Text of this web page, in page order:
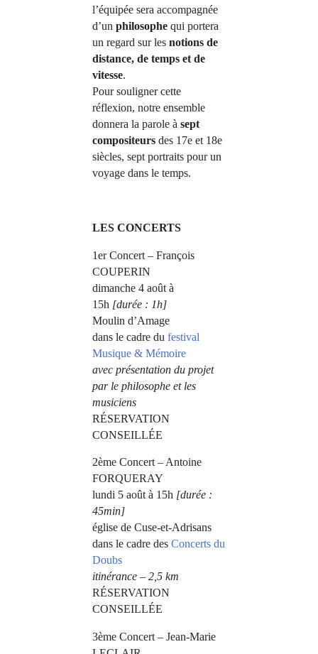
l’équipée sera accompagnée
d’un philosophe qui portera
un regard sur les notions de
distance, de temps et de
vitesse.
Pour souligner cette
réflexion, notre ensemble
donnera la parole à sept
compositeurs des 17e et 18e
siècles, sept portraits pour un
voyage dans le temps.
LES CONCERTS
1er Concert – François
COUPERIN
dimanche 4 août à
15h [durée : 1h]
Moulin d’Amage
dans le cadre du festival
Musique & Mémoire
avec présentation du projet
par le philosophe et les
musiciens
RÉSERVATION
CONSEILLÉE
2ème Concert – Antoine
FORQUERAY
lundi 5 août à 15h [durée :
45min]
église de Cuse-et-Adrisans
dans le cadre des Concerts du
Doubs
itinérance – 2,5 km
RÉSERVATION
CONSEILLÉE
3ème Concert – Jean-Marie